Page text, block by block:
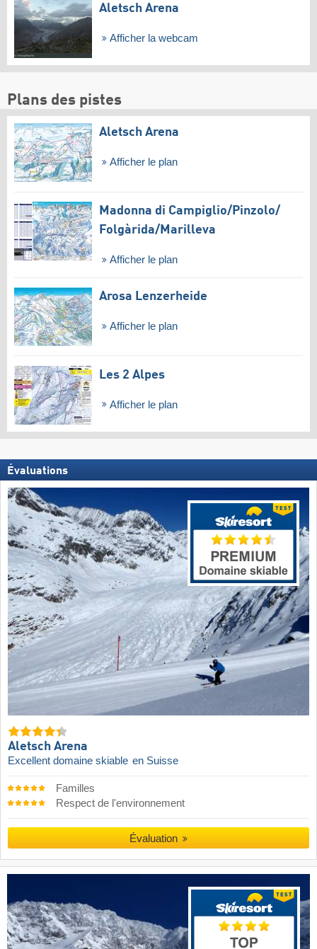
Aletsch Arena
Afficher la webcam
Plans des pistes
Aletsch Arena
Afficher le plan
Madonna di Campiglio/​Pinzolo/​
Folgàrida/​Marilleva
Afficher le plan
Arosa Lenzerheide
Afficher le plan
Les 2 Alpes
Afficher le plan
Évaluations
Aletsch Arena
Excellent domaine skiable en Suisse
Familles
Respect de l'environnement
Évaluation